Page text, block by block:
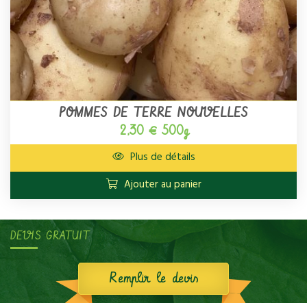
POMMES DE TERRE NOUVELLES
2,30 € 500g
Plus de détails
Ajouter au panier
DEVIS GRATUIT
Remplir le devis